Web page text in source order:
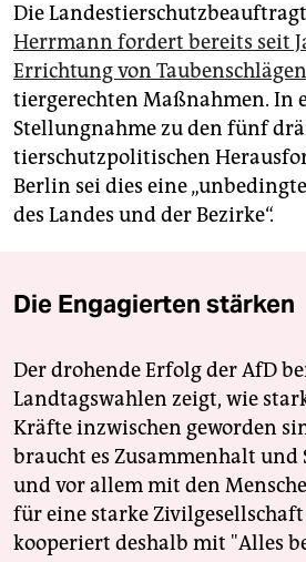
Die
Herrmann fordert bereits seit
Errichtung von Taubenschlägen
tiergerechten Maßnahmen. In
Stellungnahme zu den fünf
tierschutzpolitischen
Berlin sei dies eine
des Landes und der Bezirke“.
Die Engagierten stärken
Der drohende Erfolg der AfD
Landtagswahlen zeigt, wie
Kräfte inzwischen geworden
braucht es Zusammenhalt und
und vor allem mit den
für eine starke
kooperiert deshalb mit "Alles